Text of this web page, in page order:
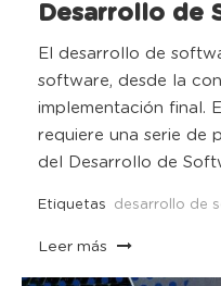
Desarrollo de
El desarrollo de
software, desde la
implementación final.
requiere una serie de
del Desarrollo de
Etiquetas desarrollo de
Leer más